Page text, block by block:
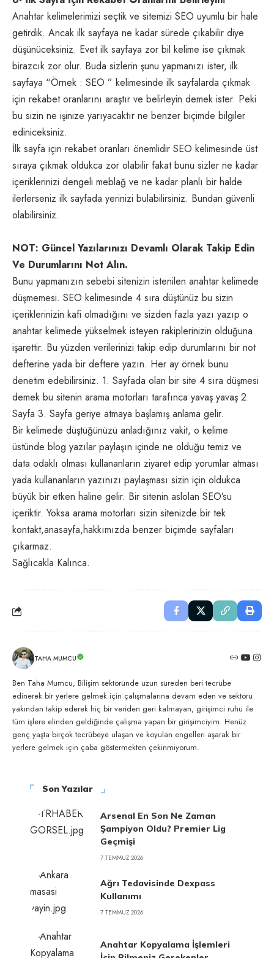
Anahtar kelimelerimizi seçtik ve sitemizi SEO uyumlu bir hale
getirdik. Ancak ilk sayfaya ne kadar sürede çıkabilir diye
düşünüceksiniz. Evet ilk sayfaya zor bil kelime ise çıkmak
birazcık zor olur. Buda sizlerin şunu yapmanızı ister, ilk
sayfaya “Örnek : SEO ” kelimesinde ilk sayfalarda çıkmak
için rekabet oranlarını araştır ve belirleyin demek ister. Peki
bu sizin ne işinize yarıyacaktır ne benzer biçimde bilgiler
ediniceksiniz.
İlk sayfa için rekabet oranları önemlidir SEO kelimesinde üst
sıraya çıkmak oldukca zor olabilir fakat bunu sizler ne kadar
içeriklerinizi dengeli meblağ ve ne kadar planlı bir halde
ilerlerseniz ilk sayfada yerinizi bulabilirsiniz. Bundan güvenli
olabilirsiniz.
NOT: Güncel Yazılarınızı Devamlı Olarak Takip Edin
Ve Durumlarını Not Alın.
Bunu yapmanızın sebebi sitenizin istenilen anahtar kelimede
düşmemesi. SEO kelimesinde 4 sıra düştünüz bu sizin
içeriklerinizin kafi olmadığını ve sizden fazla yazı yazıp o
anahtar kelimede yükselmek isteyen rakiplerinizin olduğuna
işarettir. Bu yüzden verilerinizi takip edip durumlarını bir not
defterine yada bir deftere yazın. Her ay örnek bunu
denetim edebilirsiniz. 1. Sayfada olan bir site 4 sıra düşmesi
demek bu sitenin arama motorları tarafınca yavaş yavaş 2.
Sayfa 3. Sayfa geriye atmaya başlamış anlama gelir.
Bir kelimede düştüğünüzü anladığınız vakit, o kelime
üstünde blog yazılar paylaşın içinde ne olduğu temiz ve
data odaklı olması kullananların ziyaret edip yorumlar atması
yada kullananların yazınızı paylaşması sizin için oldukca
büyük bir etken haline gelir. Bir sitenin aslolan SEO’su
içeriktir. Yoksa arama motorları sizin sitenizde bir tek
kontakt,anasayfa,hakkımızda benzer biçimde sayfaları
çıkarmaz.
Sağlıcakla Kalınca.
TAHA MUMCU
Ben Taha Mumcu, Bilişim sektöründe uzun süreden beri tecrübe
edinerek bir yerlere gelmek için çalışmalarına devam eden ve sektörü
yakından takip ederek hiç bir veriden geri kalmayan, girişimci ruhu ile
tüm işlere elinden geldiğinde çalışma yapan bir girişimciyim. Henüz
genç yaşta birçok tecrübeye ulaşan ve koyulan engelleri aşarak bir
yerlere gelmek için çaba göstermekten çekinmiyorum.
Son Yazılar
Arsenal En Son Ne Zaman
Şampiyon Oldu? Premier Lig
Geçmişi
7 TEMMUZ 2026
Ağrı Tedavisinde Dexpass
Kullanımı
7 TEMMUZ 2026
Anahtar Kopyalama İşlemleri